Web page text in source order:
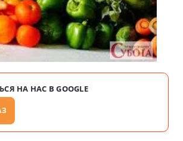
НА НАС В GOOGLE